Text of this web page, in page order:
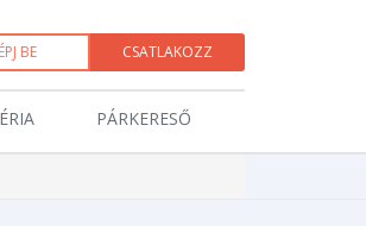
BE CSATLAKOZZ
PÁRKERESŐ